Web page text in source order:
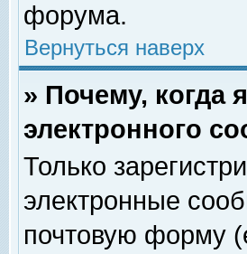
форума.
Вернуться наверх
» Почему, когда
электронного
Только
электронные
почтовую форму